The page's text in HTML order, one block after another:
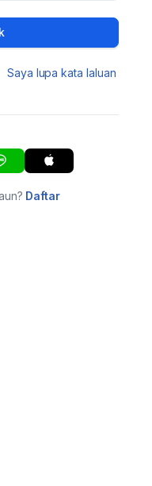
Saya lupa kata laluan
Daftar